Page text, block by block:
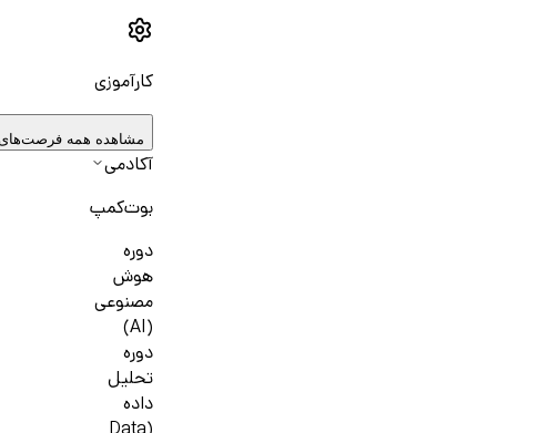
کارآموزی
مشاهده همه
آکادمی
بوت‌کمپ
دوره
هوش
مصنوعی
(AI)
دوره
تحلیل
داده